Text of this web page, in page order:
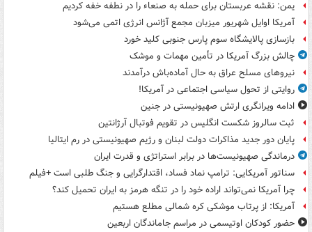
یمن: نقشه عربستان برای حمله به صنعاء را در نطفه خفه کردیم
آمریکا اوایل شهریور میزبان مجمع آژانس انرژی اتمی می‌شود
بازسازی پالایشگاه سوم پارس جنوبی کلید خورد
چالش بزرگ آمریکا در تأمین مهمات و موشک
نیروهای مسلح عراق به حال آماده‌باش درآمدند
روایتی از تحول سیاسی اجتماعی در آمریکا!
ادامه ویرانگری ارتش صهیونیستی در جنین
ثبت سالروز شکست انگلیس در تقویم فوتبال آرژانتین
پایان دور جدید مذاکرات دولت لبنان و رژیم صهیونیستی در رم ایتالیا
درماندگی صهیونیست‌ها در برابر استراتژی و قدرت ایران
سناتور آمریکایی: ترامپ نماد فساد، اقتدارگرایی و جنگ طلبی است +فیلم
چرا آمریکا نمی‌تواند اراده خود را در تنگه هرمز به ایران تحمیل کند؟
آمریکا: از پرتاب موشکی کره شمالی مطلع هستیم
حضور کودکان اوتیسمی در مراسم جاماندگان اربعین